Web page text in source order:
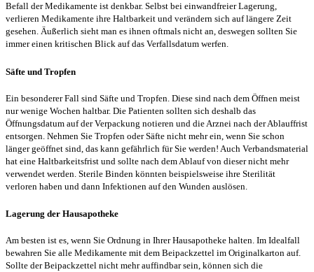
Befall der Medikamente ist denkbar. Selbst bei einwandfreier Lagerung,
verlieren Medikamente ihre Haltbarkeit und verändern sich auf längere Zeit
gesehen. Äußerlich sieht man es ihnen oftmals nicht an, deswegen sollten Sie
immer einen kritischen Blick auf das Verfallsdatum werfen.
Säfte und Tropfen
Ein besonderer Fall sind Säfte und Tropfen. Diese sind nach dem Öffnen meist
nur wenige Wochen haltbar. Die Patienten sollten sich deshalb das
Öffnungsdatum auf der Verpackung notieren und die Arznei nach der Ablauffrist
entsorgen. Nehmen Sie Tropfen oder Säfte nicht mehr ein, wenn Sie schon
länger geöffnet sind, das kann gefährlich für Sie werden! Auch Verbandsmaterial
hat eine Haltbarkeitsfrist und sollte nach dem Ablauf von dieser nicht mehr
verwendet werden. Sterile Binden könnten beispielsweise ihre Sterilität
verloren haben und dann Infektionen auf den Wunden auslösen.
Lagerung der Hausapotheke
Am besten ist es, wenn Sie Ordnung in Ihrer Hausapotheke halten. Im Idealfall
bewahren Sie alle Medikamente mit dem Beipackzettel im Originalkarton auf.
Sollte der Beipackzettel nicht mehr auffindbar sein, können sich die